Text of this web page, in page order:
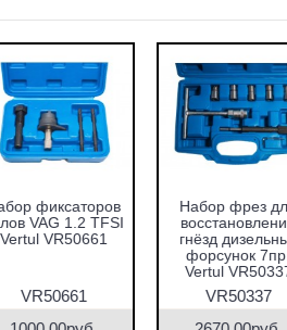
фрез для
дизельных
VR50337
Набор фиксаторов
валов Fiat 1.2, 1.4л.
Vertul VR50372
VR50372